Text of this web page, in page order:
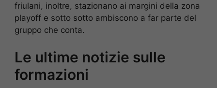
friulani, inoltre, stazionano ai margini della zona
playoff e sotto sotto ambiscono a far parte del
gruppo che conta.
Le ultime notizie sulle
formazioni